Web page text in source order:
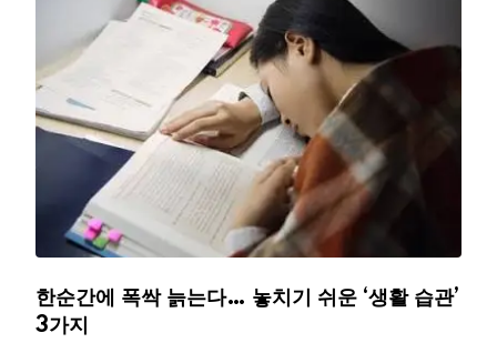
한순간에 폭싹 늙는다… 놓치기 쉬운 ‘생활 습관’
3가지